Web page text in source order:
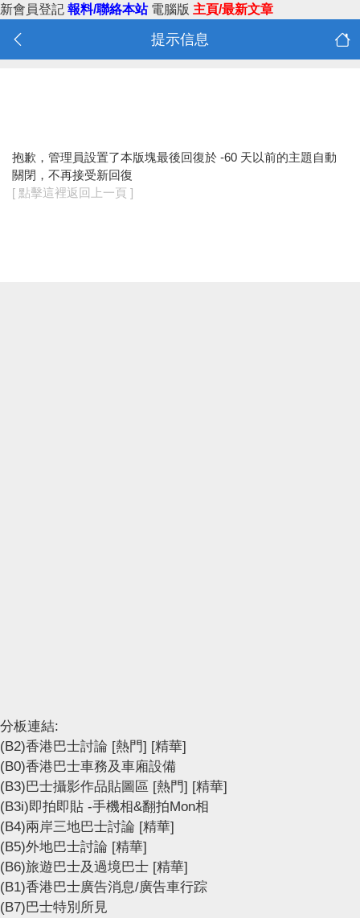
新會員登記 報料/聯絡本站 電腦版 主頁/最新文章
提示信息
抱歉，管理員設置了本版塊最後回復於 -60 天以前的主題自動
關閉，不再接受新回復
[ 點擊這裡返回上一頁 ]
分板連結:
(B2)香港巴士討論 [熱門] [精華]
(B0)香港巴士車務及車廂設備
(B3)巴士攝影作品貼圖區 [熱門] [精華]
(B3i)即拍即貼 -手機相&翻拍Mon相
(B4)兩岸三地巴士討論 [精華]
(B5)外地巴士討論 [精華]
(B6)旅遊巴士及過境巴士 [精華]
(B1)香港巴士廣告消息/廣告車行踪
(B7)巴士特別所見